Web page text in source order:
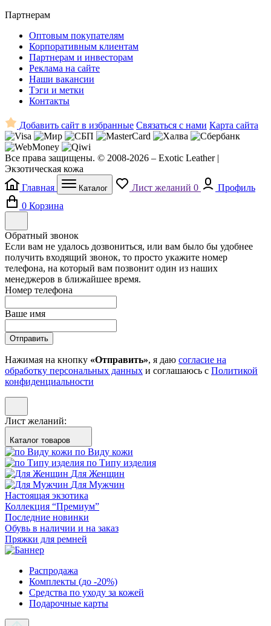
Партнерам
Оптовым покупателям
Корпоративным клиентам
Партнерам и инвесторам
Реклама на сайте
Наши вакансии
Тэги и метки
Контакты
Добавить сайт в избранные Связаться с нами Карта сайта
Все права защищены. © 2008-2026 – Exotic Leather |
Экзотическая кожа
Главная
Каталог Лист желаний 0
Профиль
0 Корзина
Обратный звонок
Если вам не удалось дозвониться, или вам было бы удобнее
получить входящий звонок, то просто укажите номер
телефона, на который вам позвонит один из наших
менеджеров в ближайшее время.
Номер телефона
Ваше имя
Отправить
Нажимая на кнопку «Отправить», я даю согласие на
обработку персональных данных и соглашаюсь с Политикой
конфиденциальности
Лист желаний:
Каталог товаров
по Виду кожи
по Типу изделия
Для Женщин
Для Мужчин
Настоящая экзотика
Коллекция “Премиум”
Последние новинки
Обувь в наличии и на заказ
Пряжки для ремней
Распродажа
Комплекты (до -20%)
Средства по уходу за кожей
Подарочные карты